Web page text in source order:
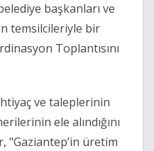
başkanları ve
temsilcileriyle bir
Toplantısını
ve taleplerinin
ele alındığını
"Gaziantep’in üretim